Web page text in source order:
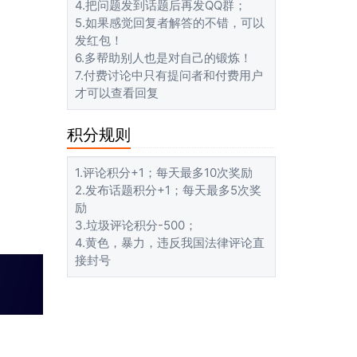
4.把问题发到话题后再发QQ群；
5.如果感觉回复者解答的不错，可以
发红包！
6.多帮助别人也是对自己的锻炼！
7.付费讨论中只有提问者和付费用户
才可以查看回复
积分规则
1.评论积分+1；每天最多10次奖励
2.发布话题积分+1；每天最多5次奖
励
3.垃圾评论积分-500；
4.黄色，暴力，违反我国法律评论直
接封号